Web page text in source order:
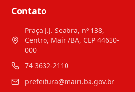
Contato
Praça J.J. Seabra, nº 138,
Centro, Mairi/BA, CEP 44630-
000
74 3632-2110
prefeitura@mairi.ba.gov.br